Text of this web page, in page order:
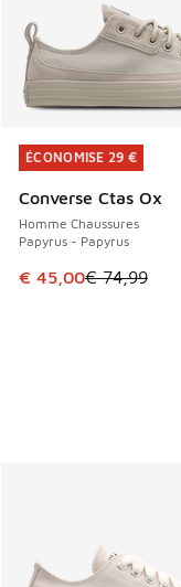
ÉCONOMISE 29 €
Converse Ctas Ox
Homme Chaussures
Papyrus - Papyrus
Cet article est en
€ 45,00€ 74,99
ÉCONOMISE 29 €